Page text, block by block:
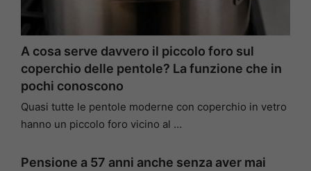
A cosa serve davvero il piccolo foro sul
coperchio delle pentole? La funzione che in
pochi conoscono
Quasi tutte le pentole moderne con coperchio in vetro
hanno un piccolo foro vicino al …
Pensione a 57 anni anche senza aver mai